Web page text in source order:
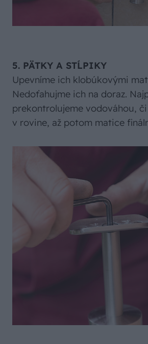
5. PÄTKY A STĹPIKY
Upevníme ich klobúkovými
Nedoťahujme ich na doraz.
prekontrolujeme vodováhou,
v rovine, až potom matice